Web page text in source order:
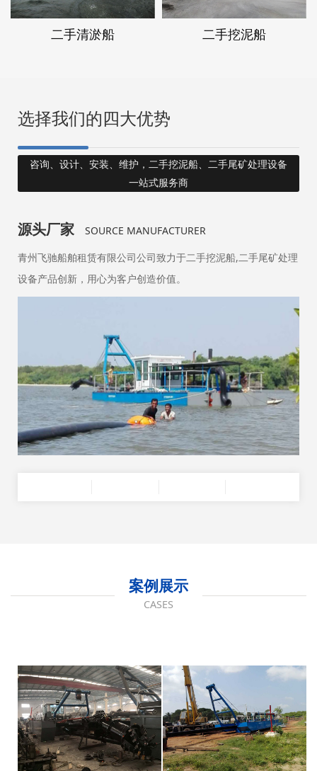
二手清淤船 二手挖泥船
选择我们的四大优势
咨询、设计、安装、维护，二手挖泥船、二手尾矿处理设备
一站式服务商
源头厂家
SOURCE MANUFACTURER
青州飞驰船舶租赁有限公司公司致力于二手挖泥船,二手尾矿处理
设备产品创新，用心为客户创造价值。
案例展示
CASES